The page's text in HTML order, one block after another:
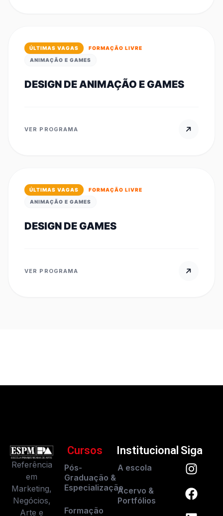
ÚLTIMAS VAGAS
FORMAÇÃO LIVRE
ANIMAÇÃO E GAMES
DESIGN DE ANIMAÇÃO E GAMES
VER PROGRAMA
ÚLTIMAS VAGAS
FORMAÇÃO LIVRE
ANIMAÇÃO E GAMES
DESIGN DE GAMES
VER PROGRAMA
Referência
em
Marketing,
Negócios,
Arte e
Cursos
Pós-
Graduação &
Especialização
Formação
Institucional
A escola
Acervo &
Portfólios
Siga